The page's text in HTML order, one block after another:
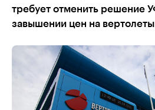
требует отменить решение
завышении цен на вертолеты